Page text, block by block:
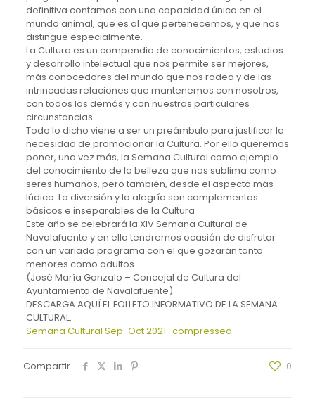
definitiva contamos con una capacidad única en el
mundo animal, que es al que pertenecemos, y que nos
distingue especialmente.
La Cultura es un compendio de conocimientos, estudios
y desarrollo intelectual que nos permite ser mejores,
más conocedores del mundo que nos rodea y de las
intrincadas relaciones que mantenemos con nosotros,
con todos los demás y con nuestras particulares
circunstancias.
Todo lo dicho viene a ser un preámbulo para justificar la
necesidad de promocionar la Cultura. Por ello queremos
poner, una vez más, la Semana Cultural como ejemplo
del conocimiento de la belleza que nos sublima como
seres humanos, pero también, desde el aspecto más
lúdico. La diversión y la alegría son complementos
básicos e inseparables de la Cultura
Este año se celebrará la XIV Semana Cultural de
Navalafuente y en ella tendremos ocasión de disfrutar
con un variado programa con el que gozarán tanto
menores como adultos.
(José María Gonzalo – Concejal de Cultura del
Ayuntamiento de Navalafuente)
DESCARGA AQUÍ EL FOLLETO INFORMATIVO DE LA SEMANA
CULTURAL:
Semana Cultural Sep-Oct 2021_compressed
Compartir 0